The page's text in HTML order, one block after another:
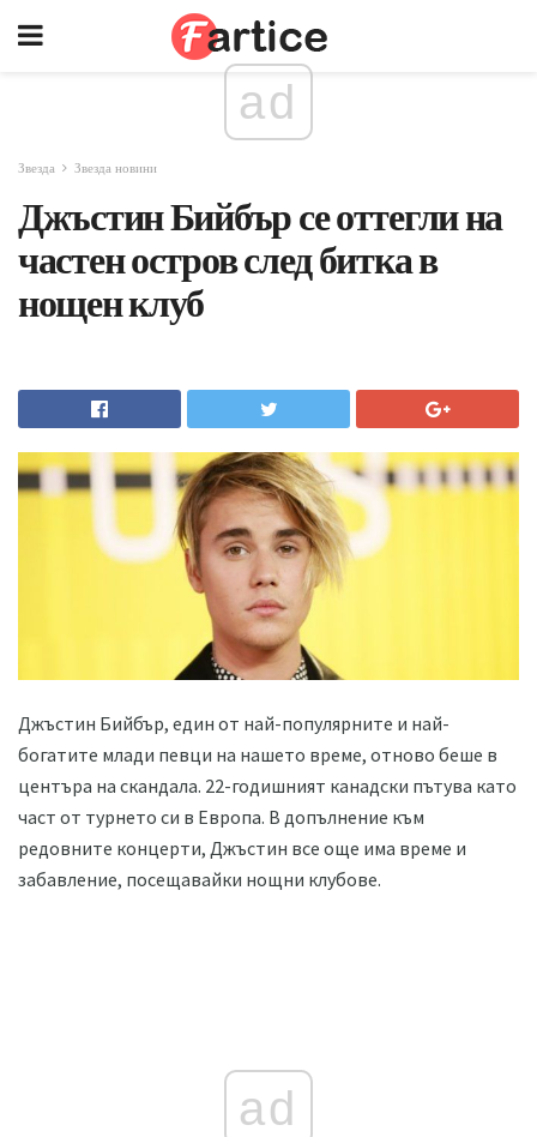
ad
Звезда Звезда новини
Джъстин Бийбър се оттегли на
частен остров след битка в
нощен клуб
Джъстин Бийбър, един от най-популярните и най-
богатите млади певци на нашето време, отново беше в
центъра на скандала. 22-годишният канадски пътува като
част от турнето си в Европа. В допълнение към
редовните концерти, Джъстин все още има време и
забавление, посещавайки нощни клубове.
ad